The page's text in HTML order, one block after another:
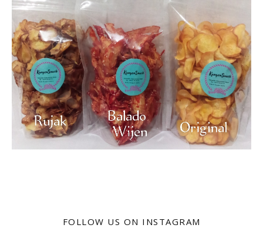
FOLLOW US ON INSTAGRAM